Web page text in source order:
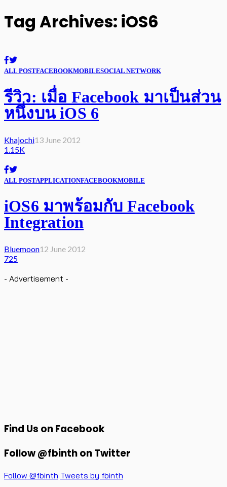
Tag Archives: iOS6
ALL POSTFACEBOOKMOBILESOCIAL NETWORK
รีวิว: เมื่อ Facebook มาเป็นส่วน
หนึ่งบน iOS 6
Khajochi13 June 2012
1.15K
ALL POSTAPPLICATIONFACEBOOKMOBILE
iOS6 มาพร้อมกับ Facebook
Integration
Bluemoon12 June 2012
725
- Advertisement -
Find Us on Facebook
Follow @fbinth on Twitter
Follow @fbinth Tweets by fbinth